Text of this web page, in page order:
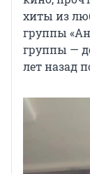
хиты из
группы
группы —
лет назад